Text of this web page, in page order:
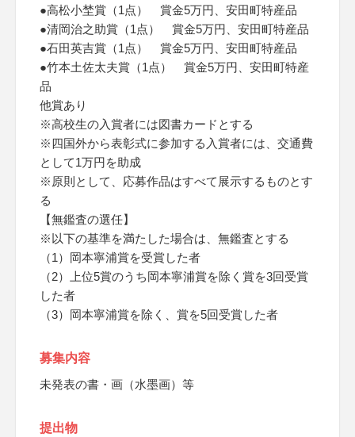
●高松小埜賞（1点） 賞金5万円、安田町特産品
●清岡治之助賞（1点） 賞金5万円、安田町特産品
●石田英吉賞（1点） 賞金5万円、安田町特産品
●竹本土佐太夫賞（1点） 賞金5万円、安田町特産
品
他賞あり
※高校生の入賞者には図書カードとする
※四国外から表彰式に参加する入賞者には、交通費
として1万円を助成
※原則として、応募作品はすべて展示するものとす
る
【無鑑査の選任】
※以下の基準を満たした場合は、無鑑査とする
（1）岡本寧浦賞を受賞した者
（2）上位5賞のうち岡本寧浦賞を除く賞を3回受賞
した者
（3）岡本寧浦賞を除く、賞を5回受賞した者
募集内容
未発表の書・画（水墨画）等
提出物